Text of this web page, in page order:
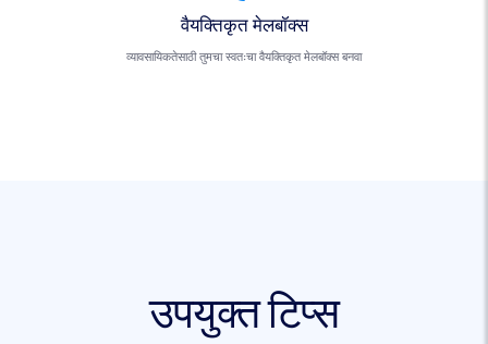
वैयक्तिकृत मेलबॉक्स
व्यावसायिकतेसाठी तुमचा स्वतःचा वैयक्तिकृत मेलबॉक्स बनवा
उपयुक्त टिप्स